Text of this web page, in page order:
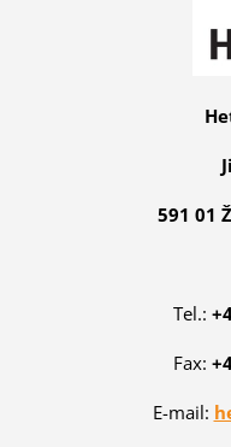
591 01
Tel.:
Fax:
E-mail: